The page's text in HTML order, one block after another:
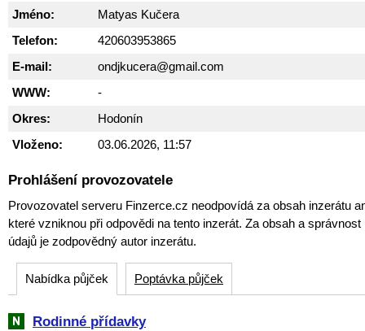
Jméno:
Matyas Kučera
Telefon:
420603953865
E-mail:
ondjkucera@gmail.com
WWW:
-
Okres:
Hodonín
Vloženo:
03.06.2026, 11:57
Prohlášení provozovatele
Provozovatel serveru Finzerce.cz neodpovídá za obsah inzerátu
které vzniknou při odpovědi na tento inzerát. Za obsah a
údajů je zodpovědný autor inzerátu.
Nabídka půjček Poptávka půjček
Rodinné přídavky